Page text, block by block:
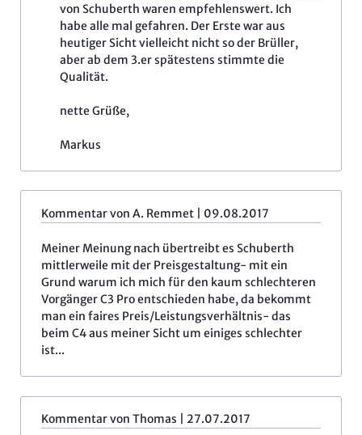
von Schuberth waren empfehlenswert. Ich
habe alle mal gefahren. Der Erste war aus
heutiger Sicht vielleicht nicht so der Brüller,
aber ab dem 3.er spätestens stimmte die
Qualität.
nette Grüße,
Markus
Kommentar von A. Remmet | 09.08.2017
Meiner Meinung nach übertreibt es Schuberth
mittlerweile mit der Preisgestaltung- mit ein
Grund warum ich mich für den kaum schlechteren
Vorgänger C3 Pro entschieden habe, da bekommt
man ein faires Preis/Leistungsverhältnis- das
beim C4 aus meiner Sicht um einiges schlechter
ist...
Kommentar von Thomas | 27.07.2017